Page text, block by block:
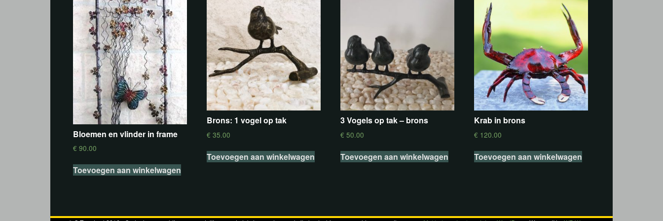
Bloemen en vlinder in frame
€ 90.00
Toevoegen aan winkelwagen
Brons: 1 vogel op tak
€ 35.00
Toevoegen aan winkelwagen
3 Vogels op tak – brons
€ 50.00
Toevoegen aan winkelwagen
Krab in brons
€ 120.00
Toevoegen aan winkelwagen